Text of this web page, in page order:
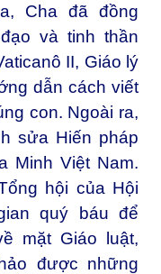
Cha đã đồng
và tinh thần
II, Giáo lý
dẫn cách viết
con. Ngoài ra,
sửa Hiến pháp
Minh Việt Nam.
hội của Hội
quý báu để
mặt Giáo luật,
được những